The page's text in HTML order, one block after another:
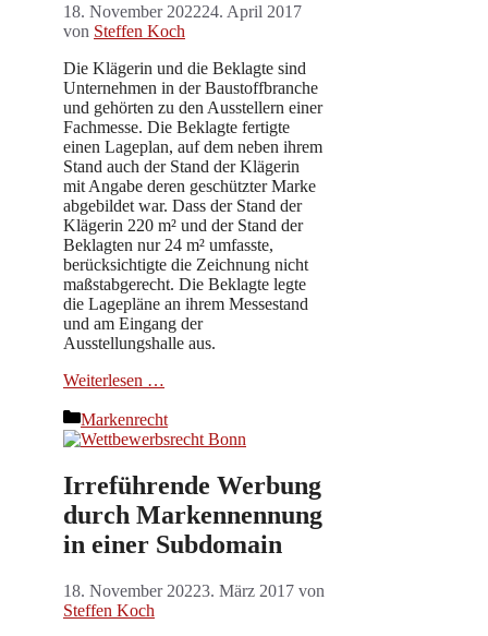
18. November 202224. April 2017
von Steffen Koch
Die Klägerin und die Beklagte sind
Unternehmen in der Baustoffbranche
und gehörten zu den Ausstellern einer
Fachmesse. Die Beklagte fertigte
einen Lageplan, auf dem neben ihrem
Stand auch der Stand der Klägerin
mit Angabe deren geschützter Marke
abgebildet war. Dass der Stand der
Klägerin 220 m² und der Stand der
Beklagten nur 24 m² umfasste,
berücksichtigte die Zeichnung nicht
maßstabgerecht. Die Beklagte legte
die Lagepläne an ihrem Messestand
und am Eingang der
Ausstellungshalle aus.
Weiterlesen …
Kategorien
Markenrecht
Irreführende Werbung
durch Markennennung
in einer Subdomain
18. November 20223. März 2017 von
Steffen Koch